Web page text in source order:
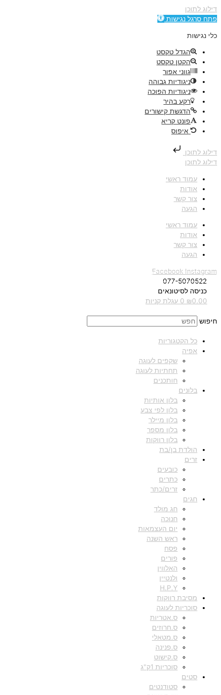
דילוג לתוכן
פתח סרגל נגישות
כלי נגישות
הגדל טקסט
הקטן טקסט
גווני אפור
ניגודיות גבוהה
ניגודיות הפוכה
רקע בהיר
הדגשת קישורים
פונט קריא
איפוס
דילוג לתוכן
דילוג לתוכן
עמוד ראשי
אודות
צור קשר
הגעה
עמוד ראשי
אודות
צור קשר
הגעה
Facebook Instagram
077-5070522
כניסה לסיטונאים
₪0.00
0 עגלת קניות
חיפוש
כל הקטגוריות
אפיה
שקפים לעוגה
תחתיות לעוגה
חותכנים
בלונים
בלון אותיות
בלון לפי צבע
בלון מיילר
בלון מספר
בלון רווקות
הולדת בן/בת
זרים
כובעים
כתרים
זרים/כתר
חגים
חג מולד
חנוכה
יום העצמאות
ראש השנה
פסח
פורים
האלווין
ולנטיין
H.P.Y
מסיבת רווקות
סוכריות לעוגה
ס.אטריות
ס.חרוזים
ס.מטאלי
ס.פנינה
ס.קישוט
סוכריות 1ק"ג
סטים
סטודנטים